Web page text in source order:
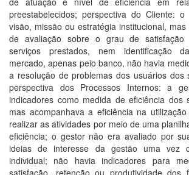
preestabelecidos; perspectiva do Cliente:
visão, missão ou estratégia institucional,
de avaliação sobre o grau de satisfação
serviços prestados, nem identificação
mercado, apenas peio banco, não havia
a resolução de problemas dos usuários dos
perspectiva dos Processos Internos: a
indicadores como medida de eficiência dos
mas acompanhava a eficiência na
realizar as atividades por meio de uma
eficiência; o gestor não era avaliado por
ideias de interesse da gestão uma vez
individual; não havia indicadores para
satisfação, retenção ou produtividade dos